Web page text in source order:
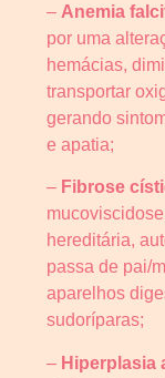
– Anemia
por uma
hemácias,
transportar
gerando
e apatia;
– Fibrose
hereditária,
passa de pai/
aparelhos
sudoríparas;
– Hiperplasia